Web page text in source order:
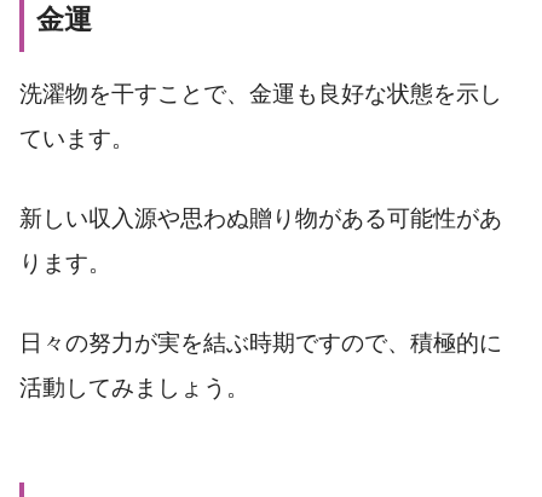
金運
洗濯物を干すことで、金運も良好な状態を示し
ています。
新しい収入源や思わぬ贈り物がある可能性があ
ります。
日々の努力が実を結ぶ時期ですので、積極的に
活動してみましょう。